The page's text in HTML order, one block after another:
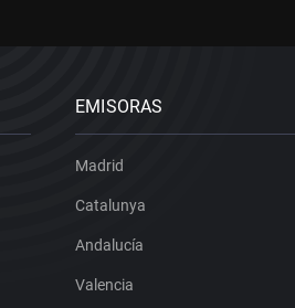
EMISORAS
Madrid
Catalunya
Andalucía
Valencia